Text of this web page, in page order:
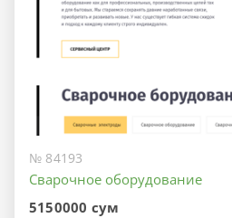
№ 84193
Сварочное оборудование
5150000 сум